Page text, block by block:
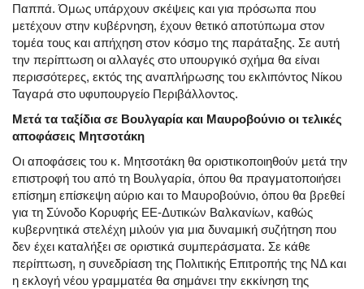
Παππά. Όμως υπάρχουν σκέψεις και για πρόσωπα που
μετέχουν στην κυβέρνηση, έχουν θετικό αποτύπωμα στον
τομέα τους και απήχηση στον κόσμο της παράταξης. Σε αυτή
την περίπτωση οι αλλαγές στο υπουργικό σχήμα θα είναι
περισσότερες, εκτός της αναπλήρωσης του εκλιπόντος Νίκου
Ταγαρά στο υφυπουργείο Περιβάλλοντος.
Μετά τα ταξίδια σε Βουλγαρία και Μαυροβούνιο οι τελικές
αποφάσεις Μητσοτάκη
Οι αποφάσεις του κ. Μητσοτάκη θα οριστικοποιηθούν μετά την
επιστροφή του από τη Βουλγαρία, όπου θα πραγματοποιήσει
επίσημη επίσκεψη αύριο και το Μαυροβούνιο, όπου θα βρεθεί
για τη Σύνοδο Κορυφής ΕΕ-Δυτικών Βαλκανίων, καθώς
κυβερνητικά στελέχη μιλούν για μια δυναμική συζήτηση που
δεν έχει καταλήξει σε οριστικά συμπεράσματα. Σε κάθε
περίπτωση, η συνεδρίαση της Πολιτικής Επιτροπής της ΝΔ και
η εκλογή νέου γραμματέα θα σημάνει την εκκίνηση της